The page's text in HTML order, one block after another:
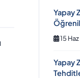
Yapay
15
Yapay